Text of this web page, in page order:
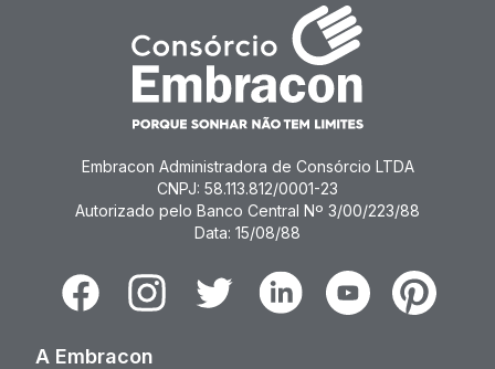
Embracon Administradora de Consórcio LTDA
CNPJ: 58.113.812/0001-23
Autorizado pelo Banco Central Nº 3/00/223/88
Data: 15/08/88
FacebookInstagramTwitter LinkedinYoutubePinterest
A Embracon